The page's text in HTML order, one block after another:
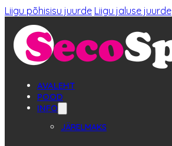
Liigu põhisisu juurde Liigu jaluse juurde
AVALEHT
POOD
INFO
JÄRELMAKS